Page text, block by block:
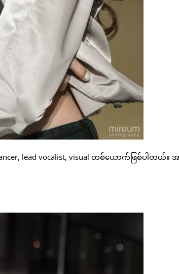
lead vocalist, visual တစ်ယောက်ဖြစ်ပါတယ်။